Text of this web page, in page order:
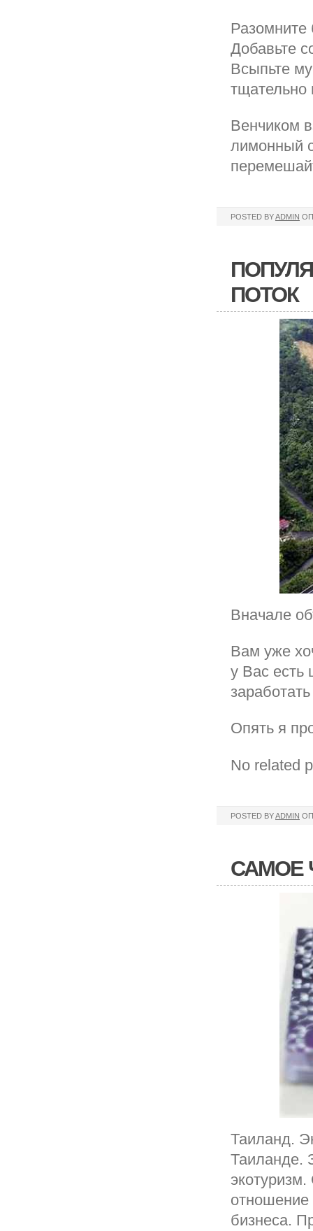
Разомните
Добавьте
Всыпьте
Венчиком
лимонный
POSTED BYADMIN
ПОТОК
Вначале
Вам уже
у Вас есть
Опять я
No related
POSTED BYADMIN
САМОЕ
Таиланд.
Таиланде.
бизнеса.